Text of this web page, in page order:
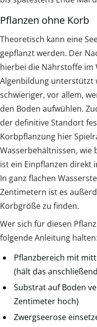
Pflanzen ohne Korb
Theoretisch kann eine
gepflanzt werden. Der
hierbei die Nährstoffe im
Algenbildung unterstützt
schwieriger, vor allem,
den Boden aufwühlen.
der definitive Standort
Korbpflanzung hier
Wasserbehältnissen, wie
ist ein Einpflanzen direkt
In ganz flachen
Zentimetern ist es
Korbgröße zu finden.
Wer sich für diesen
folgende Anleitung halten:
Pflanzbereich mit
(hält das
Substrat auf Boden
Zentimeter hoch)
Zwergseerose